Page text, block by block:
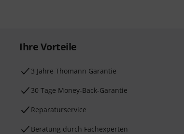
Ihre Vorteile
3 Jahre Thomann Garantie
30 Tage Money-Back-Garantie
Reparaturservice
Beratung durch Fachexperten